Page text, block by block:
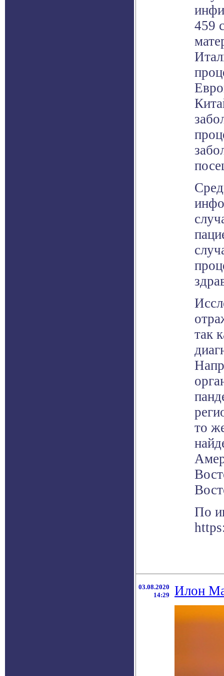
459
так
то
По
03.08.2020
14:29
Илон